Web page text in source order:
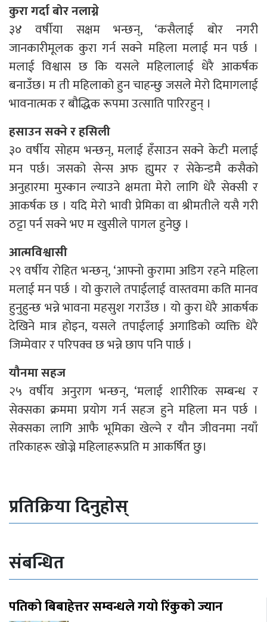
कुरा गर्दा बोर नलाग्ने
३४ वर्षीया सक्षम भन्छन्, ‘कसैलाई बोर नगरी
जानकारीमूलक कुरा गर्न सक्ने महिला मलाई मन पर्छ ।
मलाई विश्वास छ कि यसले महिलालाई धेरै आकर्षक
बनाउँछ। म ती महिलाको हुन चाहन्छु जसले मेरो दिमागलाई
भावनात्मक र बौद्धिक रूपमा उत्साति पारिरहुन् ।
हसाउन सक्ने र हसिली
३० वर्षीय सोहम भन्छन्, मलाई हँसाउन सक्ने केटी मलाई
मन पर्छ। जसको सेन्स अफ ह्युमर र सेकेन्डमै कसैको
अनुहारमा मुस्कान ल्याउने क्षमता मेरो लागि धेरै सेक्सी र
आकर्षक छ । यदि मेरो भावी प्रेमिका वा श्रीमतीले यसै गरी
ठट्टा पर्न सक्ने भए म खुसीले पागल हुनेछु ।
आत्मविश्वासी
२९ वर्षीय रोहित भन्छन्, ‘आफ्नो कुरामा अडिग रहने महिला
मलाई मन पर्छ । यो कुराले तपाईलाई वास्तवमा कति मानव
हुनुहुन्छ भन्ने भावना महसुश गराउँछ । यो कुरा धेरै आकर्षक
देखिने मात्र होइन, यसले तपाईलाई अगाडिको व्यक्ति धेरै
जिम्मेवार र परिपक्व छ भन्ने छाप पनि पार्छ ।
यौनमा सहज
२५ वर्षीय अनुराग भन्छन्, ‘मलाई शारीरिक सम्बन्ध र
सेक्सका क्रममा प्रयोग गर्न सहज हुने महिला मन पर्छ ।
सेक्सका लागि आफै भूमिका खेल्ने र यौन जीवनमा नयाँ
तरिकाहरू खोज्ने महिलाहरूप्रति म आकर्षित छु।
प्रतिक्रिया दिनुहोस्
संबन्धित
पतिको बिबाहेत्तर सम्वन्धले गयो रिंकुको ज्यान